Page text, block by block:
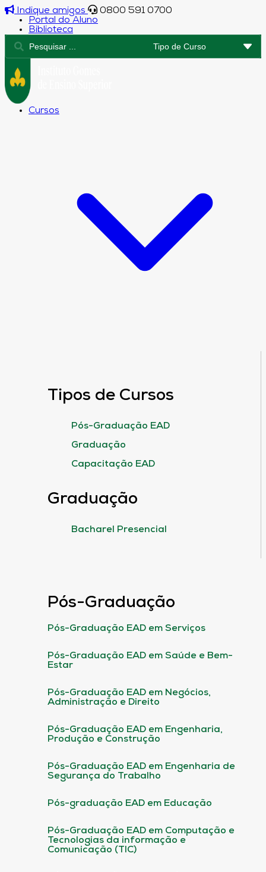
Indique amigos
0800 591 0700
Portal do Aluno
Biblioteca
Cursos
Tipos de Cursos
Pós-Graduação EAD
Graduação
Capacitação EAD
Graduação
Bacharel Presencial
Pós-Graduação
Pós-Graduação EAD em Serviços
Pós-Graduação EAD em Saúde e Bem-
Estar
Pós-Graduação EAD em Negócios,
Administração e Direito
Pós-Graduação EAD em Engenharia,
Produção e Construção
Pós-Graduação EAD em Engenharia de
Segurança do Trabalho
Pós-graduação EAD em Educação
Pós-Graduação EAD em Computação e
Tecnologias da informação e
Comunicação (TIC)